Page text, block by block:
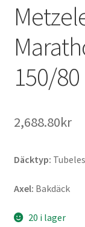
150/80
2,688.80kr
Däcktyp:
Axel: Bakdäck
20 i lager